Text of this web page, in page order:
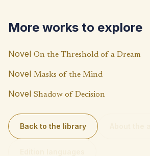
k
p
p
Li
n
k
More works to explore
Novel On the Threshold of a Dream
Novel Masks of the Mind
Novel Shadow of Decision
Back to the library